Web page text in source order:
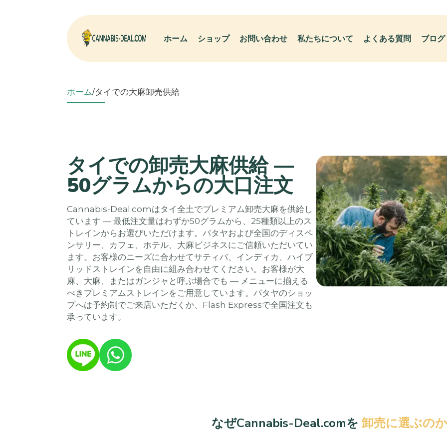
ホーム ショップ お問い合わせ 私たちについて よくある質問 ブログ
ホーム/タイでの大麻卸売供給
タイでの卸売大麻供給 —
50グラムからの大口注文
Cannabis-Deal.comはタイ全土でプレミアム卸売大麻を供給し
ています — 最低注文量はわずか50グラムから、25種類以上のス
トレインからお選びいただけます。パタヤおよび全国のディスペ
ンサリー、カフェ、ホテル、大麻ビジネスにご信頼いただいてい
ます。お客様のニーズに合わせてサティバ、インディカ、ハイブ
リッドストレインを自由に組み合わせてください。お客様が大
麻、大麻、またはガンジャと呼ぶ場合でも — メニューに揃える
べきプレミアムストレインをご用意しています。パタヤのショッ
プへは予約制でご来店いただくか、Flash Expressで全国注文も
承っています。
なぜCannabis-Deal.comを 卸売に選ぶの